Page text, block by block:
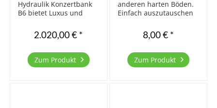
Hydraulik Konzertbank
B6 bietet Luxus und
Besonderheit dieser
Bank ist ihre
Höheneinstellung. Die
Sitzfläche hebt sich
2.020,00 € *
Zum Produkt
anderen harten Böden.
Einfach auszutauschen
Original Stellfüße. 1
Stück Gummi schwarz
Modelle B5 und B6
Durchmesser: 30 mm 1
8,00 € *
Zum Produkt